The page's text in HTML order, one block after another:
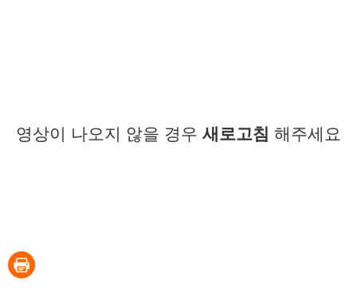
영상이 나오지 않을 경우 새로고침 해주세요